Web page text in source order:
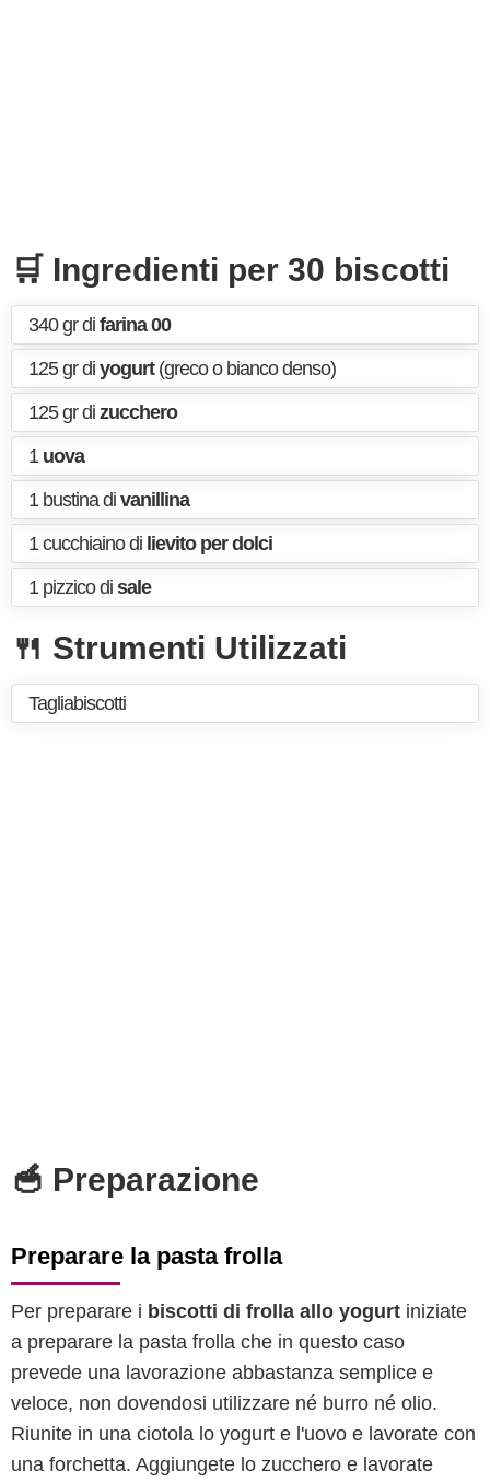
🛒 Ingredienti per 30 biscotti
340 gr di farina 00
125 gr di yogurt(greco o bianco denso)
125 gr di zucchero
1 uova
1 bustina di vanillina
1 cucchiaino di lievito per dolci
1 pizzico di sale
🍴 Strumenti Utilizzati
Tagliabiscotti
🥣 Preparazione
Preparare la pasta frolla
Per preparare i biscotti di frolla allo yogurt iniziate
a preparare la pasta frolla che in questo caso
prevede una lavorazione abbastanza semplice e
veloce, non dovendosi utilizzare né burro né olio.
Riunite in una ciotola lo yogurt e l'uovo e lavorate con
una forchetta. Aggiungete lo zucchero e lavorate